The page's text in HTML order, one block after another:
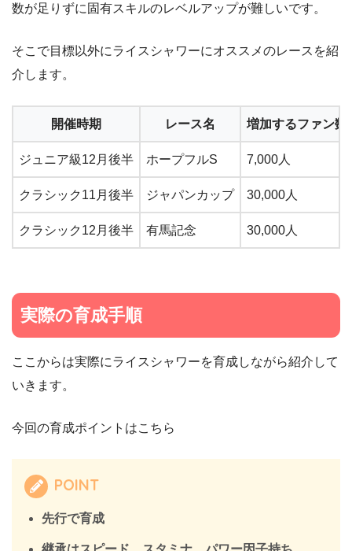
数が足りずに固有スキルのレベルアップが難しいです。
そこで目標以外にライスシャワーにオススメのレースを紹
介します。
開催時期 レース名 増加するファン数
ジュニア級12月後半 ホープフルS 7,000人
クラシック11月後半 ジャパンカップ 30,000人
クラシック12月後半 有馬記念 30,000人
実際の育成手順
ここからは実際にライスシャワーを育成しながら紹介して
いきます。
今回の育成ポイントはこちら
POINT
先行で育成